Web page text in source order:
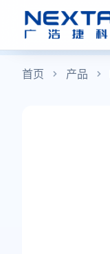
首页 产品